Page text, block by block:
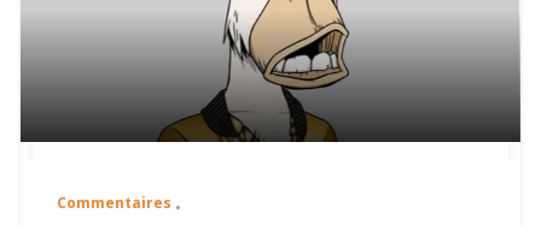
Commentaires